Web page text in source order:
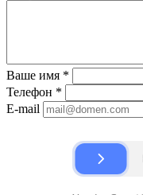
Ваше имя *
Телефон *
E-mail